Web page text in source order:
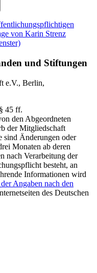
von Karin Strenz
und Stiftungen
e.V., Berlin,
45 ff.
den Abgeordneten
der Mitgliedschaft
sind Änderungen oder
Monaten ab deren
nach Verarbeitung der
besteht, an
Informationen wird
Angaben nach den
des Deutschen